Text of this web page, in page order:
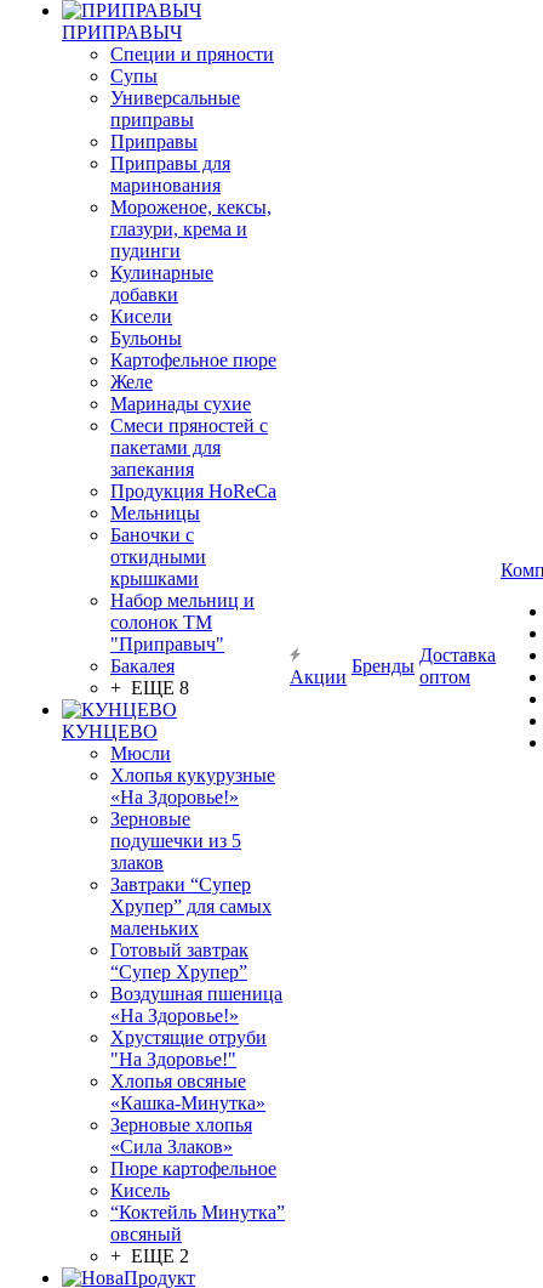
ПРИПРАВЫЧ
Специи и пряности
Супы
Универсальные
приправы
Приправы
Приправы для
маринования
Мороженое, кексы,
глазури, крема и
пудинги
Кулинарные
добавки
Кисели
Бульоны
Картофельное пюре
Желе
Маринады сухие
Смеси пряностей с
пакетами для
запекания
Продукция HoReCa
Мельницы
Баночки с
откидными
крышками
Набор мельниц и
солонок ТМ
"Приправыч"
Бакалея
+ ЕЩЕ 8
КУНЦЕВО
Мюсли
Хлопья кукурузные
«На Здоровье!»
Зерновые
подушечки из 5
злаков
Завтраки “Супер
Хрупер” для самых
маленьких
Готовый завтрак
“Супер Хрупер”
Воздушная пшеница
«На Здоровье!»
Хрустящие отруби
"На Здоровье!"
Хлопья овсяные
«Кашка-Минутка»
Зерновые хлопья
«Сила Злаков»
Пюре картофельное
Кисель
“Коктейль Минутка”
овсяный
+ ЕЩЕ 2
Акции
Бренды
Доставка
оптом